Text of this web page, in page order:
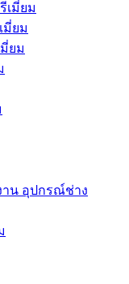
เมี่ยม
มี่ยม
ยม
น อุปกรณ์ช่าง